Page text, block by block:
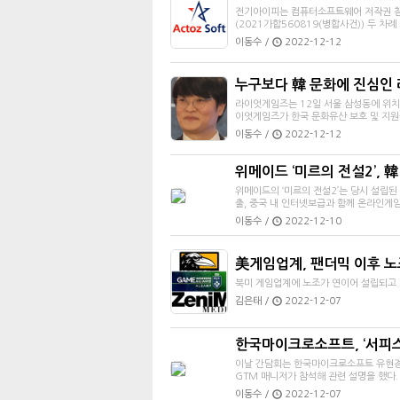
전기아이피는 컴퓨터소프트웨어 저작
(2021가합560819(병합사건)) 두 차례
이동수 /
2022-12-12
누구보다 韓 문화에 진심인
라이엇게임즈는 12일 서울 삼성동에 위
이엇게임즈가 한국 문화유산 보호 및 지
이동수 /
2022-12-12
위메이드 ‘미르의 전설2’,
위메이드의 ‘미르의 전설2’는 당시 설립
출, 중국 내 인터넷보급과 함께 온라인게
이동수 /
2022-12-10
美게임업계, 팬더믹 이후
북미 게임업계에 노조가 연이어 설립되
김은태 /
2022-12-07
한국마이크로소프트, ‘서피
이날 간담회는 한국마이크로소프트 유현
GTM 매니저가 참석해 관련 설명을 했다.
이동수 /
2022-12-07